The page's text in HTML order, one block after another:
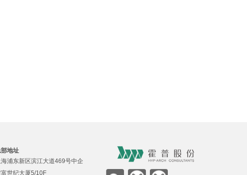
部地址
海浦东新区滨江大道469号中企
富世纪大厦5/10F